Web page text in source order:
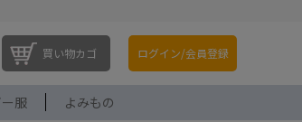
買い物カゴ ログイン/会員登録
服 よみもの